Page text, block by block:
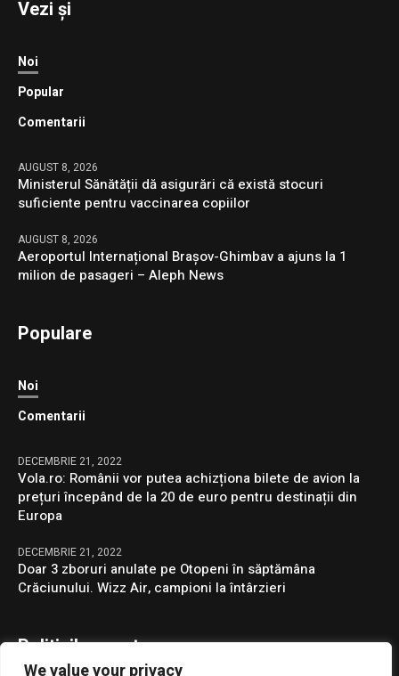
We value your privacy
Vezi și
Noi
Popular
Comentarii
AUGUST 8, 2026
Ministerul Sănătății dă asigurări că există stocuri
suficiente pentru vaccinarea copiilor
AUGUST 8, 2026
Aeroportul Internațional Brașov-Ghimbav a ajuns la 1
milion de pasageri – Aleph News
Populare
Noi
Comentarii
DECEMBRIE 21, 2022
Vola.ro: Românii vor putea achizționa bilete de avion la
prețuri începând de la 20 de euro pentru destinații din
Europa
DECEMBRIE 21, 2022
Doar 3 zboruri anulate pe Otopeni în săptămâna
Crăciunului. Wizz Air, campioni la întârzieri
Politicile noastre